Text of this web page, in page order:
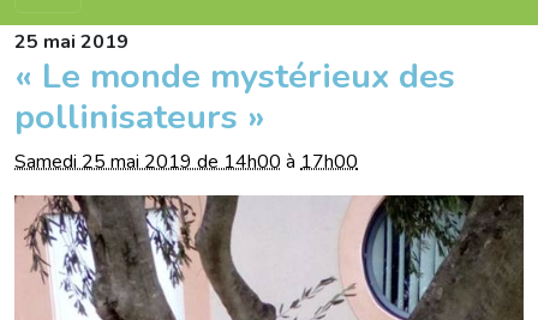
25 mai 2019
« Le monde mystérieux des
pollinisateurs »
Samedi 25 mai 2019 de 14h00 à 17h00